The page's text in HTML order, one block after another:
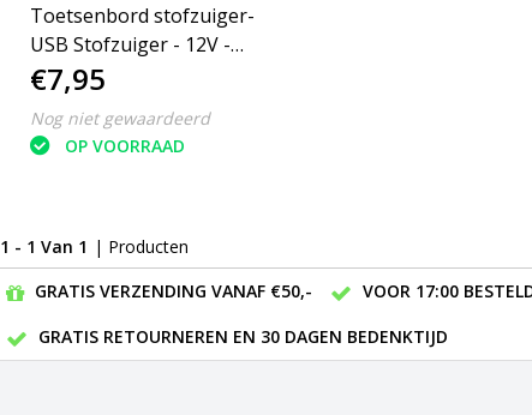
Toetsenbord stofzuiger-
USB Stofzuiger - 12V -
Geel
€7,95
Nog niet gewaardeerd
OP VOORRAAD
1 - 1 Van 1 | Producten
GRATIS VERZENDING VANAF €50,-
VOOR 17:00
GRATIS RETOURNEREN EN 30 DAGEN BEDENKTIJD